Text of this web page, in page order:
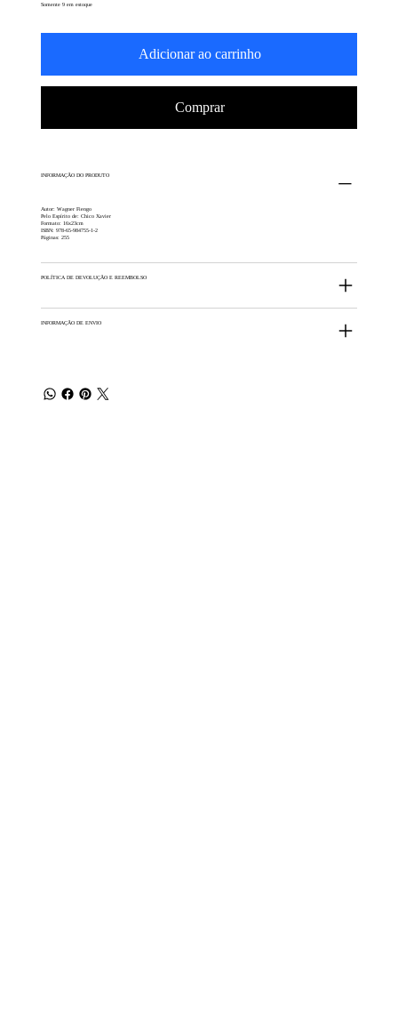
Somente 9 em estoque
Adicionar ao carrinho
Comprar
INFORMAÇÃO DO PRODUTO
Autor: Wagner Fiengo
Pelo Espírito de: Chico Xavier
Formato: 16x23cm
ISBN: 978-65-984755-1-2
Páginas: 255
POLÍTICA DE DEVOLUÇÃO E REEMBOLSO
INFORMAÇÃO DE ENVIO